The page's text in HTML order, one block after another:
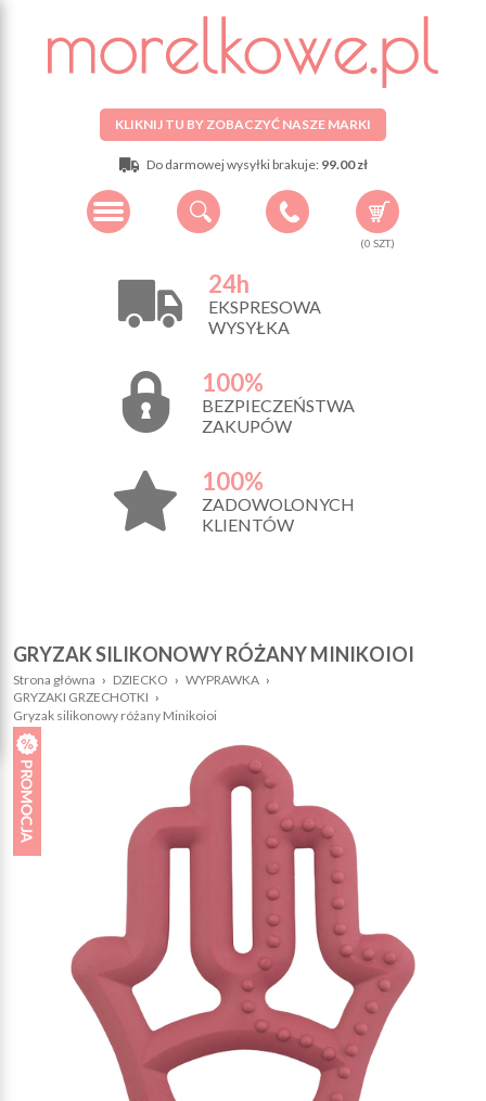
KLIKNIJ TU BY ZOBACZYĆ NASZE MARKI
Do darmowej wysyłki brakuje: 99.00 zł
(0 SZT.)
24h
EKSPRESOWA
WYSYŁKA
100%
BEZPIECZEŃSTWA
ZAKUPÓW
100%
ZADOWOLONYCH
KLIENTÓW
GRYZAK SILIKONOWY RÓŻANY MINIKOIOI
Strona główna › DZIECKO › WYPRAWKA ›
GRYZAKI GRZECHOTKI ›
Gryzak silikonowy różany Minikoioi